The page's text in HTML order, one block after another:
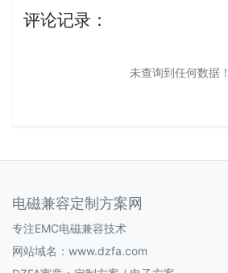
评论记录：
未查询到任何数据！
电磁兼容定制方案网
专注EMC电磁兼容技术
网站域名：www.dzfa.com